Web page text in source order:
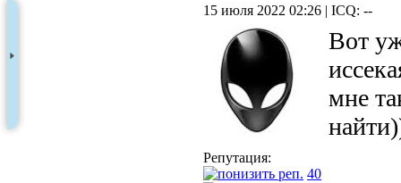
15 июля 2022 02:26 | ICQ: --
Репутация:
40
Вот
мне